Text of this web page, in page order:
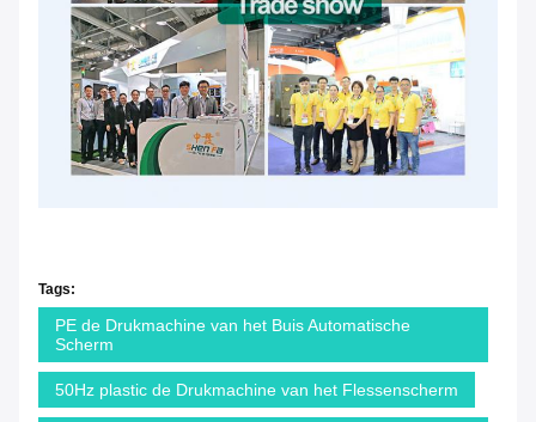
Tags:
PE de Drukmachine van het Buis Automatische
Scherm
50Hz plastic de Drukmachine van het Flessenscherm